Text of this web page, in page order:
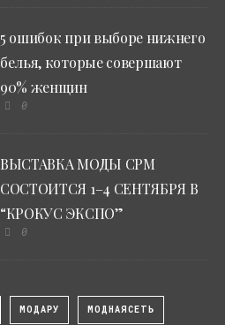
5 ошибок при выборе нижнего
белья, которые совершают
90% женщин
0
ВЫСТАВКА МОДЫ CPM
СОСТОИТСЯ 1–4 СЕНТЯБРЯ В
“КРОКУС ЭКСПО”
0
МОДАРУ МОДНАЯСЕТЬ